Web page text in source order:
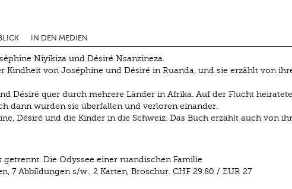
IN DEN MEDIEN
Niyikiza und Désiré Nsanzineza.
Kindheit von Joséphine und Désiré in Ruanda, und sie erzählt von
Désiré quer durch mehrere Länder in Afrika. Auf der Flucht
dann wurden sie überfallen und verloren einander.
Désiré und die Kinder in die Schweiz. Das Buch erzählt auch von
Die Odyssee einer ruandischen Familie
7 Abbildungen s/w., 2 Karten, Broschur. CHF 29.80 / EUR 27